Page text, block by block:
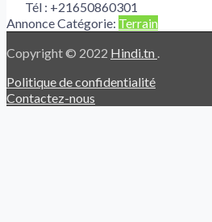
Tél : +21650860301
Annonce Catégorie: Terrain
Copyright © 2022 Hindi.tn .
Politique de confidentialité
Contactez-nous